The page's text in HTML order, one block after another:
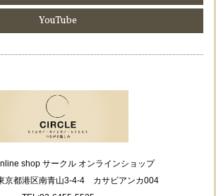
YouTube
shop サークル オンラインショップ
京都港区南青山3-4-4 カサビアンカ004